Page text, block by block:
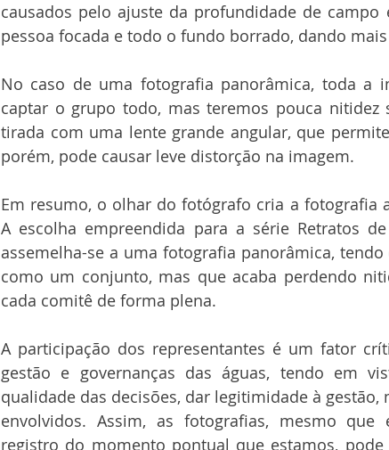
causados pelo ajuste da profundidade de
pessoa focada e todo o fundo borrado, dando
No caso de uma fotografia panorâmica, toda a
captar o grupo todo, mas teremos pouca
tirada com uma lente grande angular, que
porém, pode causar leve distorção na imagem.
Em resumo, o olhar do fotógrafo cria a fotografia
A escolha empreendida para a série Retratos
assemelha-se a uma fotografia panorâmica,
como um conjunto, mas que acaba perdendo
cada comitê de forma plena.
A participação dos representantes é um fator
gestão e governanças das águas, tendo em
qualidade das decisões, dar legitimidade à
envolvidos. Assim, as fotografias, mesmo
registro do momento pontual que estamos,